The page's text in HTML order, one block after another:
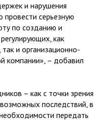
и нарушения
серьезную
по созданию и
как
и организационно-
компании», – добавил
– как с точки зрения
последствий, в
передать